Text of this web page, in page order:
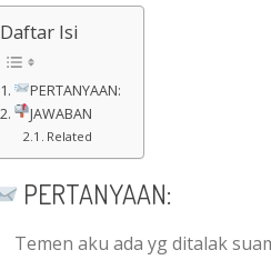
Daftar Isi
PERTANYAAN:
JAWABAN
Related
PERTANYAAN:
Temen aku ada yg ditalak